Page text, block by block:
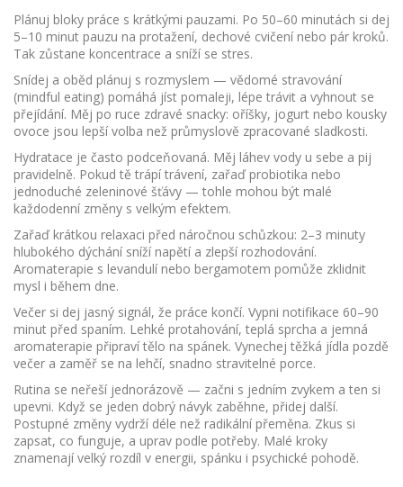
Plánuj bloky práce s krátkými pauzami. Po 50–60 minutách si dej
5–10 minut pauzu na protažení, dechové cvičení nebo pár kroků.
Tak zůstane koncentrace a sníží se stres.
Snídej a oběd plánuj s rozmyslem — vědomé stravování
(mindful eating) pomáhá jíst pomaleji, lépe trávit a vyhnout se
přejídání. Měj po ruce zdravé snacky: oříšky, jogurt nebo kousky
ovoce jsou lepší volba než průmyslově zpracované sladkosti.
Hydratace je často podceňovaná. Měj láhev vody u sebe a pij
pravidelně. Pokud tě trápí trávení, zařaď probiotika nebo
jednoduché zeleninové šťávy — tohle mohou být malé
každodenní změny s velkým efektem.
Zařaď krátkou relaxaci před náročnou schůzkou: 2–3 minuty
hlubokého dýchání sníží napětí a zlepší rozhodování.
Aromaterapie s levandulí nebo bergamotem pomůže zklidnit
mysl i během dne.
Večer si dej jasný signál, že práce končí. Vypni notifikace 60–90
minut před spaním. Lehké protahování, teplá sprcha a jemná
aromaterapie připraví tělo na spánek. Vynechej těžká jídla pozdě
večer a zaměř se na lehčí, snadno stravitelné porce.
Rutina se neřeší jednorázově — začni s jedním zvykem a ten si
upevni. Když se jeden dobrý návyk zaběhne, přidej další.
Postupné změny vydrží déle než radikální přeměna. Zkus si
zapsat, co funguje, a uprav podle potřeby. Malé kroky
znamenají velký rozdíl v energii, spánku i psychické pohodě.